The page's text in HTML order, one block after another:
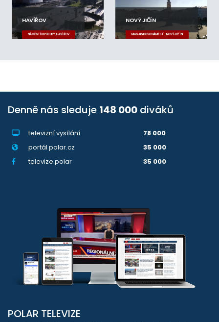
HAVÍŘOV
NÁMĚSTÍ REPUBLIKY, HAVÍŘOV
NOVÝ JIČÍN
MASARYKOVO NÁMĚSTÍ, NOVÝ JIČÍN
Denně nás sleduje 148 000 diváků
televizní vysílání
78 000
portál polar.cz
35 000
televize.polar
35 000
POLAR TELEVIZE